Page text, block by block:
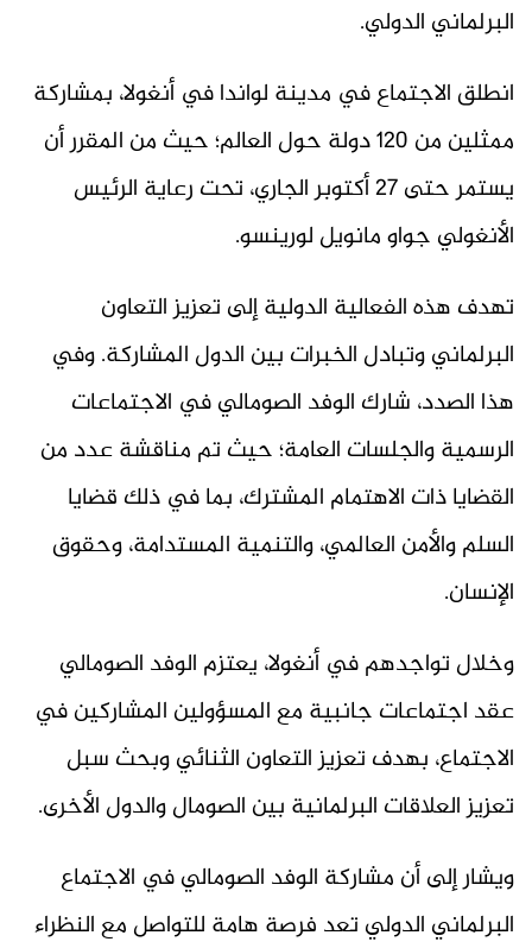
البرلماني الدولي.
انطلق الاجتماع في مدينة لواندا في أنغولا، بمشاركة
ممثلين من 120 دولة حول العالم؛ حيث من المقرر أن
يستمر حتى 27 أكتوبر الجاري، تحت رعاية الرئيس
الأنغولي جواو مانويل لورينسو.
تهدف هذه الفعالية الدولية إلى تعزيز التعاون
البرلماني وتبادل الخبرات بين الدول المشاركة. وفي
هذا الصدد، شارك الوفد الصومالي في الاجتماعات
الرسمية والجلسات العامة؛ حيث تم مناقشة عدد من
القضايا ذات الاهتمام المشترك، بما في ذلك قضايا
السلم والأمن العالمي، والتنمية المستدامة، وحقوق
الإنسان.
وخلال تواجدهم في أنغولا، يعتزم الوفد الصومالي
عقد اجتماعات جانبية مع المسؤولين المشاركين في
الاجتماع، بهدف تعزيز التعاون الثنائي وبحث سبل
تعزيز العلاقات البرلمانية بين الصومال والدول الأخرى.
ويشار إلى أن مشاركة الوفد الصومالي في الاجتماع
البرلماني الدولي تعد فرصة هامة للتواصل مع النظراء